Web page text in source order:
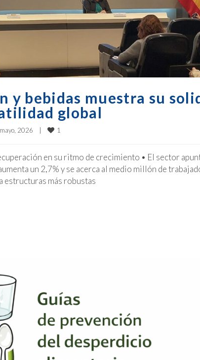
y bebidas muestra su
global
2026 1
en su ritmo de crecimiento • El sector
un 2,7% y se acerca al medio millón de
estructuras más robustas